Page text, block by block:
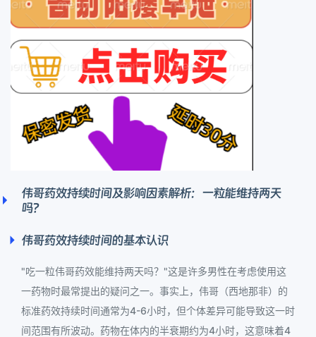
伟哥药效持续时间及影响因素解析：一粒能维持两天
吗？
伟哥药效持续时间的基本认识
"吃一粒伟哥药效能维持两天吗？"这是许多男性在考虑使用这
一药物时最常提出的疑问之一。事实上，伟哥（西地那非）的
标准药效持续时间通常为4-6小时，但个体差异可能导致这一时
间范围有所波动。药物在体内的半衰期约为4小时，这意味着4